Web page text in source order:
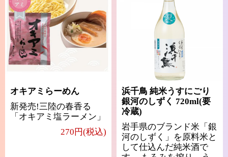
オキアミらーめん
新発売!三陸の春香る
「オキアミ塩ラーメン」
270円(税込)
浜千鳥 純米うすにごり
銀河のしずく 720ml(要
冷蔵)
岩手県のブランド米「銀
河のしずく」を原料米と
して仕込んだ純米酒で